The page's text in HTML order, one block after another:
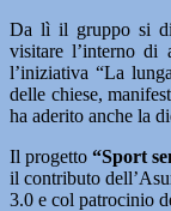
Da lì il gruppo si
visitare l’interno di
l’iniziativa “La
delle chiese,
ha aderito anche la
Il progetto“Sport
il contributo
3.0 e col patrocinio